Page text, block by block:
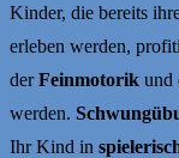
Kinder, die bereits
erleben werden,
derFeinmotorik und
werden.
Ihr Kind in